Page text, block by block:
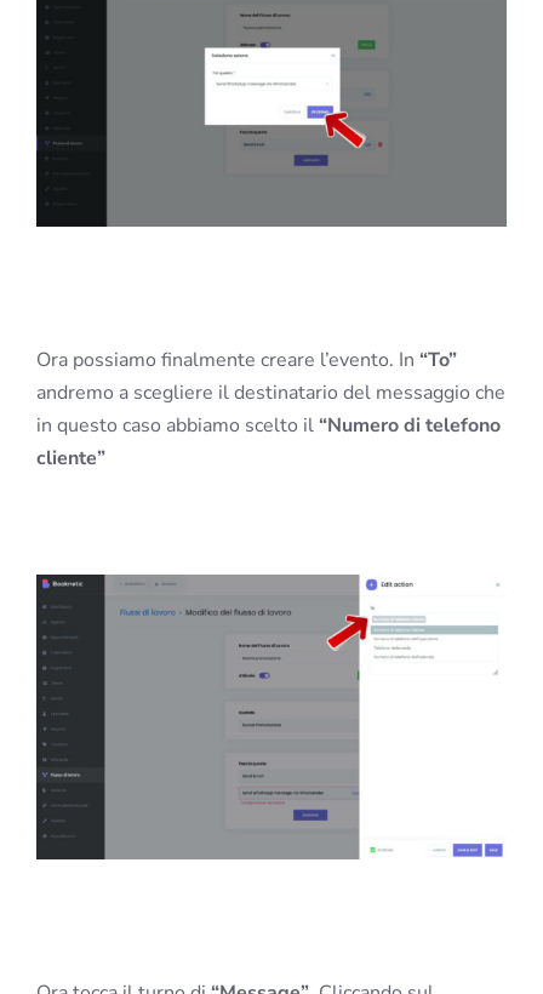
Ora possiamo finalmente creare l’evento. In “To”
andremo a scegliere il destinatario del messaggio che
in questo caso abbiamo scelto il “Numero di telefono
cliente”